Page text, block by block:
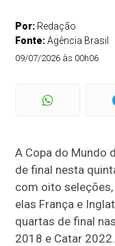
Por: Redação
Fonte:Agência Brasil
09/07/2026 às 00h06
A Copa do Mundo
de final nesta
com oito
elas França e
quartas de final
2018 e Catar